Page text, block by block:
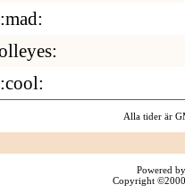
:mad:
:cool:
Alla tider är
Powered
Copyright